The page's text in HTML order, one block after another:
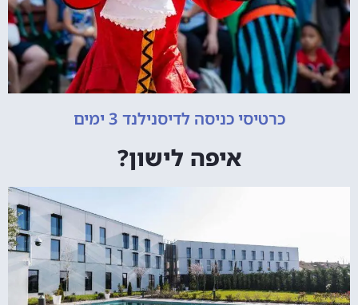
כרטיסי כניסה לדיסנילנד 3 ימים
איפה לישון?